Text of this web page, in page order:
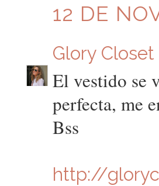
12 DE
Glory Closet
El vestido se
perfecta, me
Bss
http://